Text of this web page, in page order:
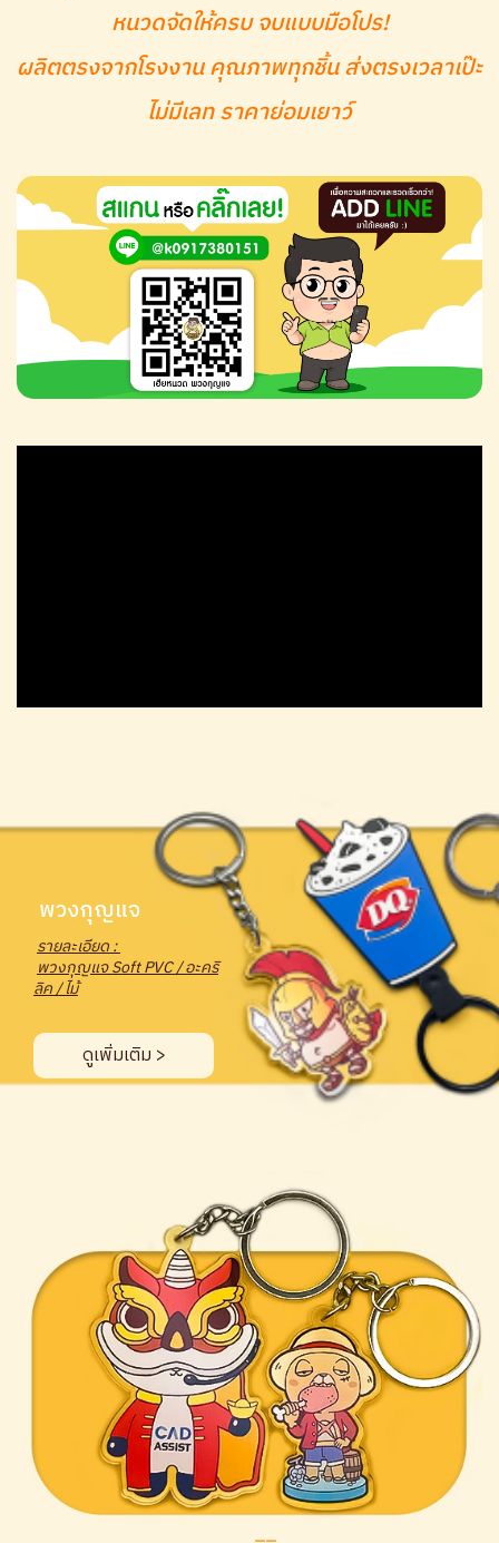
หนวดจัดให้ครบ จบแบบมือโปร!
ผลิตตรงจากโรงงาน คุณภาพทุกชิ้น ส่งตรงเวลาเป๊ะ
ไม่มีเลท ราคาย่อมเยาว์
พวงกุญแจ
รายละเอียด :
พวงกุญแจ Soft PVC / อะคริ
ลิค / ไม้
ดูเพิ่มเติม >